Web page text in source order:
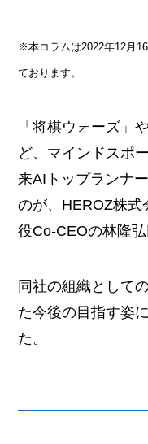
※本コラムは2022年12月
ております。
「将棋ウォーズ」
ど、マインドスポ
来AIトップランナ
のが、HEROZ株
役Co-CEOの林隆
同社の組織として
た今後の目指す姿
た。